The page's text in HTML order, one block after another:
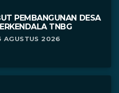
PEMBANGUNAN DESA
TNBG
AGUSTUS 2026